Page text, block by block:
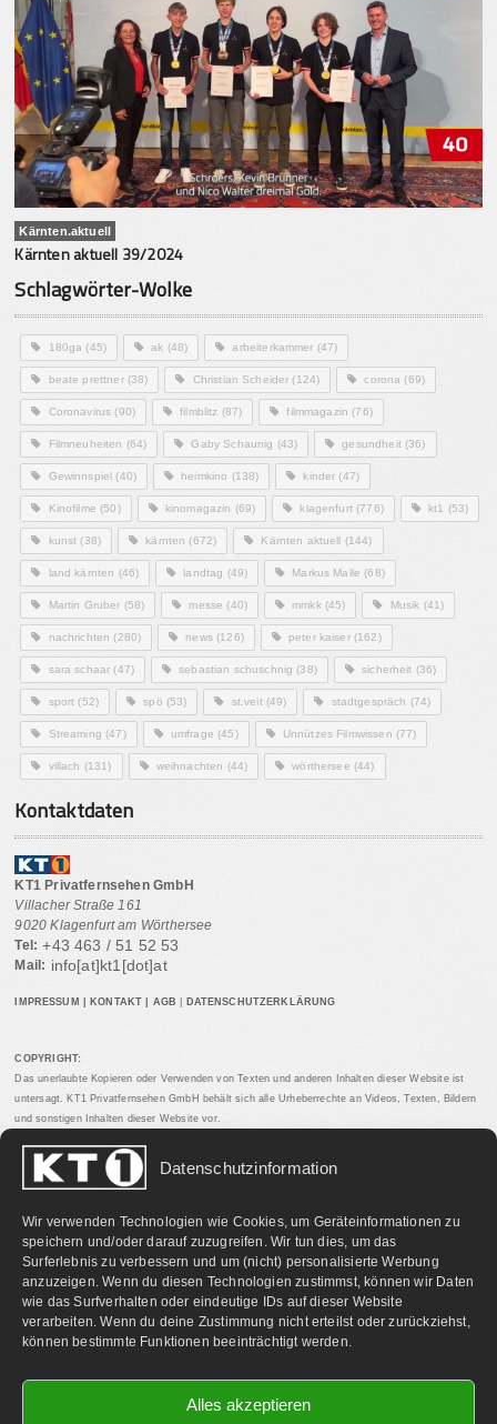
Datenschutzinformation
Wir verwenden Technologien wie Cookies, um Geräteinformationen zu
speichern und/oder darauf zuzugreifen. Wir tun dies, um das
Surferlebnis zu verbessern und um (nicht) personalisierte Werbung
anzuzeigen. Wenn du diesen Technologien zustimmst, können wir Daten
wie das Surfverhalten oder eindeutige IDs auf dieser Website
verarbeiten. Wenn du deine Zustimmung nicht erteilst oder zurückziehst,
können bestimmte Funktionen beeinträchtigt werden.
Alles akzeptieren
Kärnten.aktuell
Kärnten aktuell 39/2024
Schlagwörter-Wolke
180ga (45) ak (48) arbeiterkammer (47)
beate prettner(38) Christian Scheider (124) corona (69)
Coronavirus (90) filmblitz (87) filmmagazin (76)
Filmneuheiten (64) Gaby Schaunig (43) gesundheit(36)
Gewinnspiel (40) heimkino (138) kinder (47)
Kinofilme (50) kinomagazin (69) klagenfurt(776) kt1 (53)
kunst (38) kärnten (672) Kärnten aktuell (144)
land kärnten (46) landtag (49) Markus Malle (68)
Martin Gruber (58) messe (40) mmkk(45) Musik (41)
nachrichten (280) news(126) peter kaiser(162)
sara schaar (47) sebastian schuschnig (38) sicherheit (36)
sport (52) spö (53) st.veit(49) stadtgespräch (74)
Streaming (47) umfrage (45) Unnützes Filmwissen (77)
villach (131) weihnachten (44) wörthersee (44)
Kontaktdaten
KT1 Privatfernsehen GmbH
Villacher Straße 161
9020 Klagenfurt am Wörthersee
Tel: +43 463 / 51 52 53
Mail: info[at]kt1[dot]at
IMPRESSUM KONTAKT AGB DATENSCHUTZERKLÄRUNG
COPYRIGHT:
Das unerlaubte Kopieren oder Verwenden von Texten und anderen Inhalten dieser Website ist
untersagt. KT1 Privatfernsehen GmbH behält sich alle Urheberrechte an Videos, Texten, Bildern
und sonstigen Inhalten dieser Website vor.
PARTNERLINKS: